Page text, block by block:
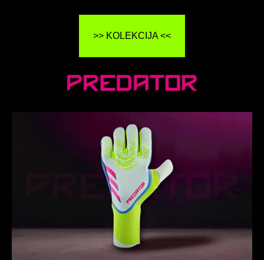
>> KOLEKCIJA <<